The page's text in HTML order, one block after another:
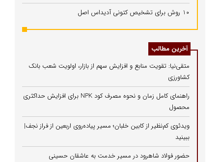
10 روش برای تشخیص کتونی آدیداس اصل
آخرین مطالب
متقی‌نیا: تقویت منابع و افزایش سهم از بازار، اولویت شعب بانک
کشاورزی
راهنمای کامل زمان و نحوه مصرف کود NPK برای افزایش حداکثری
محصول
ویدئوی کم‌نظیر از کابین خلبان؛ مسیر پیاده‌روی اربعین از فراز نجف|
ببینید
حضور فولاد شاهرود در مسیر خدمت به عاشقان حسینی